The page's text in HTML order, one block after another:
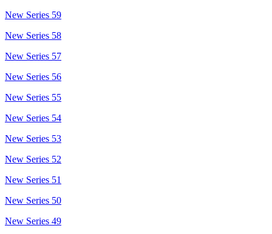
New Series 59
New Series 58
New Series 57
New Series 56
New Series 55
New Series 54
New Series 53
New Series 52
New Series 51
New Series 50
New Series 49